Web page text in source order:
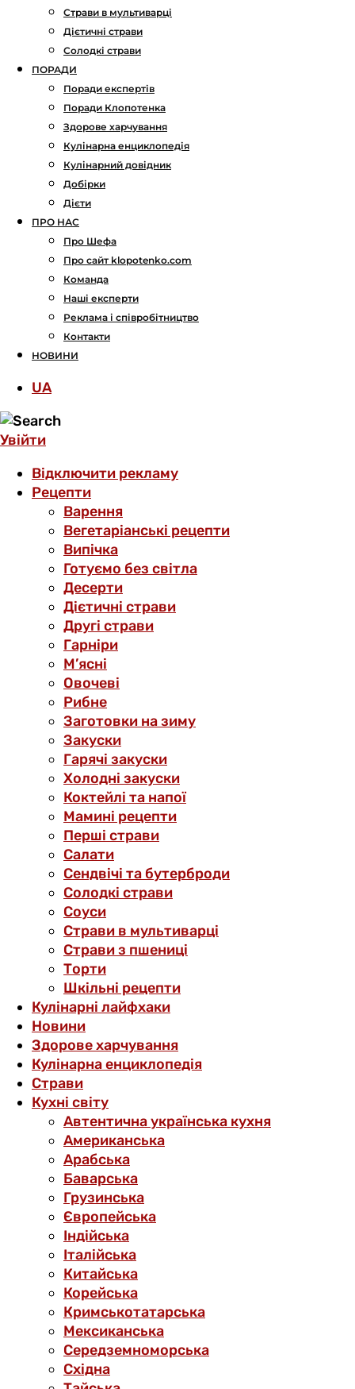
Страви в мультиварці
Дієтичні страви
Солодкі страви
ПОРАДИ
Поради експертів
Поради Клопотенка
Здорове харчування
Кулінарна енциклопедія
Кулінарний довідник
Добірки
Дієти
ПРО НАС
Про Шефа
Про сайт klopotenko.com
Команда
Наші експерти
Реклама і співробітництво
Контакти
НОВИНИ
UA
Увійти
Відключити рекламу
Рецепти
Варення
Вегетаріанські рецепти
Випічка
Готуємо без світла
Десерти
Дієтичні страви
Другі страви
Гарніри
М’ясні
Овочеві
Рибне
Заготовки на зиму
Закуски
Гарячі закуски
Холодні закуски
Коктейлі та напої
Мамині рецепти
Перші страви
Салати
Сендвічі та бутерброди
Солодкі страви
Соуси
Страви в мультиварці
Страви з пшениці
Торти
Шкільні рецепти
Кулінарні лайфхаки
Новини
Здорове харчування
Кулінарна енциклопедія
Страви
Кухні світу
Автентична українська кухня
Американська
Арабська
Баварська
Грузинська
Європейська
Індійська
Італійська
Китайська
Корейська
Кримськотатарська
Мексиканська
Середземноморська
Східна